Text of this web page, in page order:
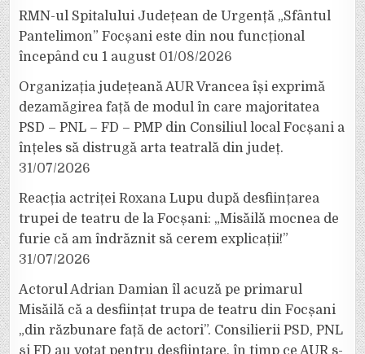
RMN-ul Spitalului Județean de Urgență „Sfântul
Pantelimon” Focșani este din nou funcțional
începând cu 1 august 01/08/2026
Organizația județeană AUR Vrancea își exprimă
dezamăgirea față de modul în care majoritatea
PSD – PNL – FD – PMP din Consiliul local Focșani a
înțeles să distrugă arta teatrală din județ.
31/07/2026
Reacția actriței Roxana Lupu după desființarea
trupei de teatru de la Focșani: „Misăilă mocnea de
furie că am îndrăznit să cerem explicații!”
31/07/2026
Actorul Adrian Damian îl acuză pe primarul
Misăilă că a desființat trupa de teatru din Focșani
„din răzbunare față de actori”. Consilierii PSD, PNL
și FD au votat pentru desființare, în timp ce AUR s-